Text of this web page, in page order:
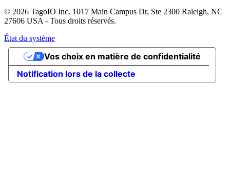
© 2026 TagoIO Inc. 1017 Main Campus Dr, Ste 2300 Raleigh, NC
27606 USA - Tous droits réservés.
État du système
Notification lors de la collecte
Vos choix en matière de confidentialité